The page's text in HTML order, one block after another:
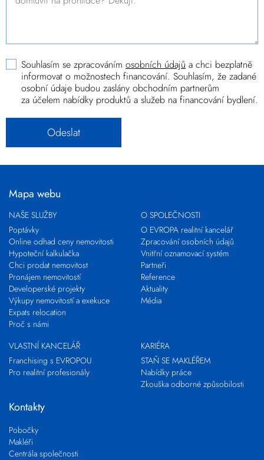
Souhlasím se zpracováním osobních údajů a chci bezplatně
informovat o možnostech financování. Souhlasím, že zadané
osobní údaje budou zaslány obchodním partnerům
za účelem nabídky produktů a služeb na financování bydlení.
Mapa webu
NAŠE SLUŽBY
Poptávky
Online odhad ceny nemovitosti
Hypoteční kalkulačka
Chci prodat nemovitost
Pronájem nemovitostí
Developerské projekty
Výkupy nemovitostí a exekuce
Expats relocation
Proč s námi
O SPOLEČNOSTI
O EVROPA realitní kancelář
Zpracování osobních údajů
Vnitřní oznamovací systém
Partneři
Reference
Aktuality
Média
VLASTNÍ KANCELÁŘ
Franchising s EVROPOU
Pro realitní profesionály
KARIÉRA
STAŇ SE MAKLÉŘEM
Nabídky práce
Zkouška odborné způsobilosti
Kontakty
Pobočky
Makléři
Centrála společnosti